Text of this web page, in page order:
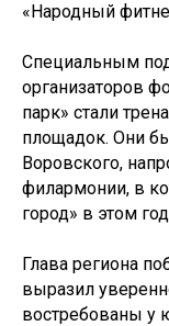
«Народный
Специальным
организаторов
парк» стали
площадок. Они
Воровского,
филармонии, в
город» в этом
Глава региона
выразил
востребованы у